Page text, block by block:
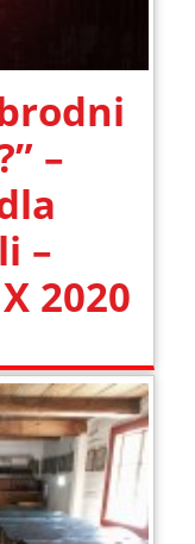
–
–
2020